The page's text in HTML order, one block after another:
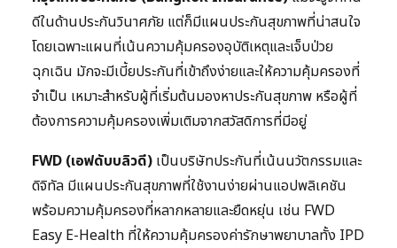
ดีในด้านประกันวินาศภัย แต่ก็มีแผนประกันสุขภาพที่น่าสนใจ
โดยเฉพาะแผนที่เน้นความคุ้มครองอุบัติเหตุและเจ็บป่วย
ฉุกเฉิน มักจะมีเบี้ยประกันที่เข้าถึงง่ายและให้ความคุ้มครองที่
จำเป็น เหมาะสำหรับผู้ที่เริ่มต้นมองหาประกันสุขภาพ หรือผู้ที่
ต้องการความคุ้มครองเพิ่มเติมจากสวัสดิการที่มีอยู่
FWD (เอฟดับบลิวดี) เป็นบริษัทประกันที่เน้นนวัตกรรมและ
ดิจิทัล มีแผนประกันสุขภาพที่ใช้งานง่ายผ่านแอปพลิเคชัน
พร้อมความคุ้มครองที่หลากหลายและยืดหยุ่น เช่น FWD
Easy E-Health ที่ให้ความคุ้มครองค่ารักษาพยาบาลทั้ง IPD